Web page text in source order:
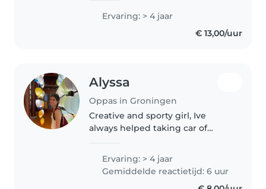
Aupair! I m now in Groningen for
my studies after being an Aupair
Ervaring: > 4 jaar
€ 13,00/uur
Alyssa
Oppas in Groningen
Creative and sporty girl, Ive
always helped taking car of
own a french school going from
nursery to elementary. Fluent in
English, French, and
Ervaring: > 4 jaar
Gemiddelde reactietijd: 6 uur